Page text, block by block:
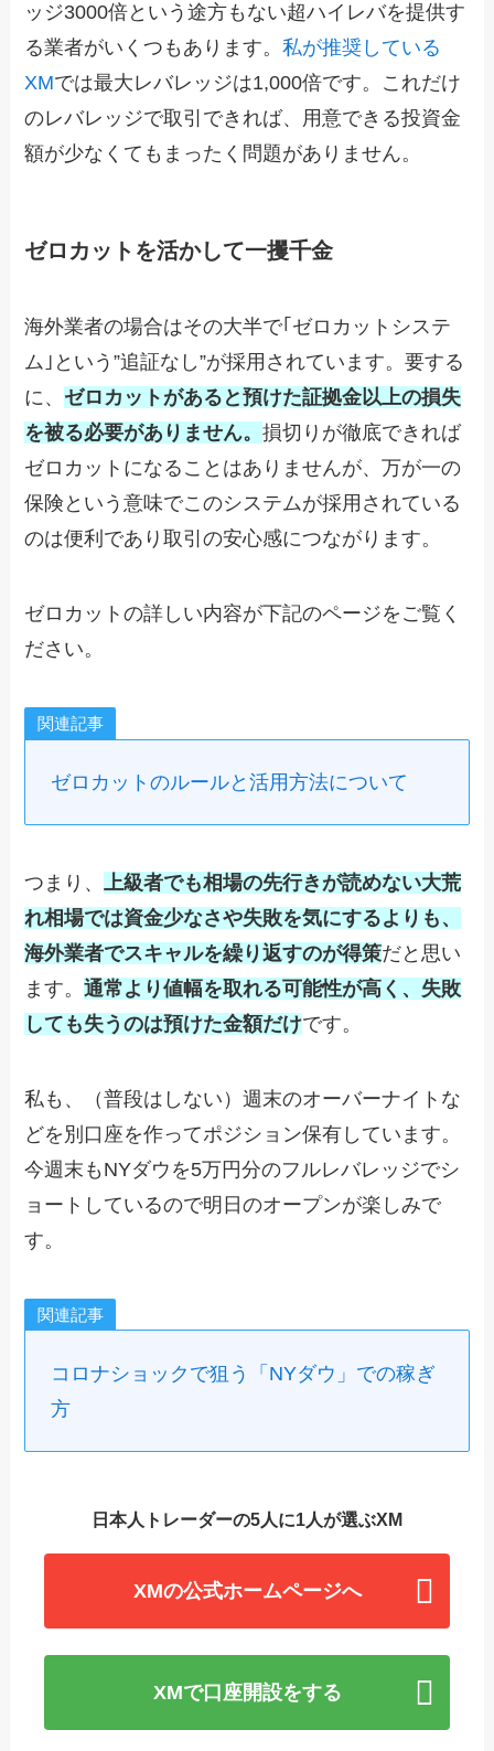
ッジ3000倍という途方もない超ハイレバを提供す
る業者がいくつもあります。私が推奨している
XMでは最大レバレッジは1,000倍です。これだけ
のレバレッジで取引できれば、用意できる投資金
額が少なくてもまったく問題がありません。
ゼロカットを活かして一攫千金
海外業者の場合はその大半で｢ゼロカットシステ
ム｣という”追証なし”が採用されています。要する
に、 ゼロカットがあると預けた証拠金以上の損失
を被る必要がありません。損切りが徹底できれば
ゼロカットになることはありませんが、万が一の
保険という意味でこのシステムが採用されている
のは便利であり取引の安心感につながります。
ゼロカットの詳しい内容が下記のページをご覧く
ださい。
関連記事
ゼロカットのルールと活用方法について
つまり、上級者でも相場の先行きが読めない大荒
れ相場では資金少なさや失敗を気にするよりも、
海外業者でスキャルを繰り返すのが得策だと思い
ます。通常より値幅を取れる可能性が高く、失敗
しても失うのは預けた金額だけです。
私も、（普段はしない）週末のオーバーナイトな
どを別口座を作ってポジション保有しています。
今週末もNYダウを5万円分のフルレバレッジでシ
ョートしているので明日のオープンが楽しみで
す。
関連記事
コロナショックで狙う「NYダウ」での稼ぎ
方
日本人トレーダーの5人に1人が選ぶXM
XMの公式ホームページへ
XMで口座開設をする